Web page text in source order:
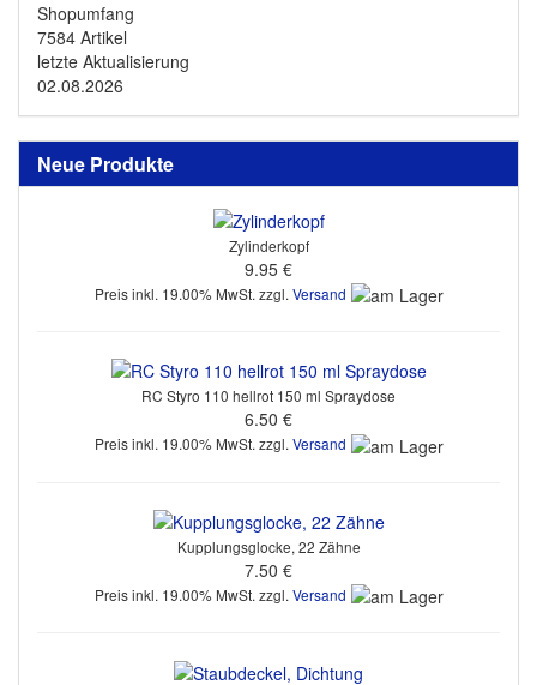
Shopumfang
7584 Artikel
letzte Aktualisierung
02.08.2026
Neue Produkte
Zylinderkopf
9.95 €
Preis inkl. 19.00% MwSt. zzgl. Versand
RC Styro 110 hellrot 150 ml Spraydose
6.50 €
Preis inkl. 19.00% MwSt. zzgl. Versand
Kupplungsglocke, 22 Zähne
7.50 €
Preis inkl. 19.00% MwSt. zzgl. Versand